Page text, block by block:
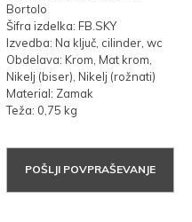
Bortolo
Šifra izdelka: FB.SKY
Izvedba: Na ključ, cilinder, wc
Obdelava: Krom, Mat krom,
Nikelj (biser), Nikelj (rožnati)
Material: Zamak
Teža: 0,75 kg
POŠLJI POVPRAŠEVANJE